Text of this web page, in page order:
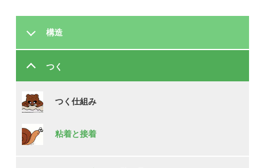
構造
つく
つく仕組み
粘着と接着